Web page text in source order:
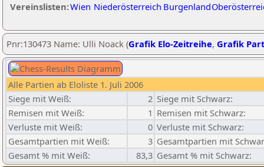
Vereinslisten:Wien Niederösterreich Burgenland
Pnr:130473 Name: Ulli Noack (Grafik Elo-Zeitreihe, Grafik
Alle Partien ab Eloliste 1. Juli 2006
Siege mit Weiß:
2 Siege mit Schwarz:
Remisen mit Weiß:
1 Remisen mit Schwarz:
Verluste mit Weiß:
0 Verluste mit Schwarz:
Gesamtpartien mit Weiß:
3 Gesamtpartien mit
Gesamt % mit Weiß:
83,3 Gesamt % mit Schwarz: